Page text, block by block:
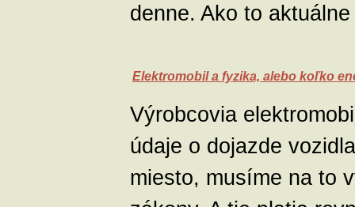
denne. Ako to
Elektromobil a fyzika, alebo koľko
Výrobcovia
údaje o dojazde
miesto, musíme na to